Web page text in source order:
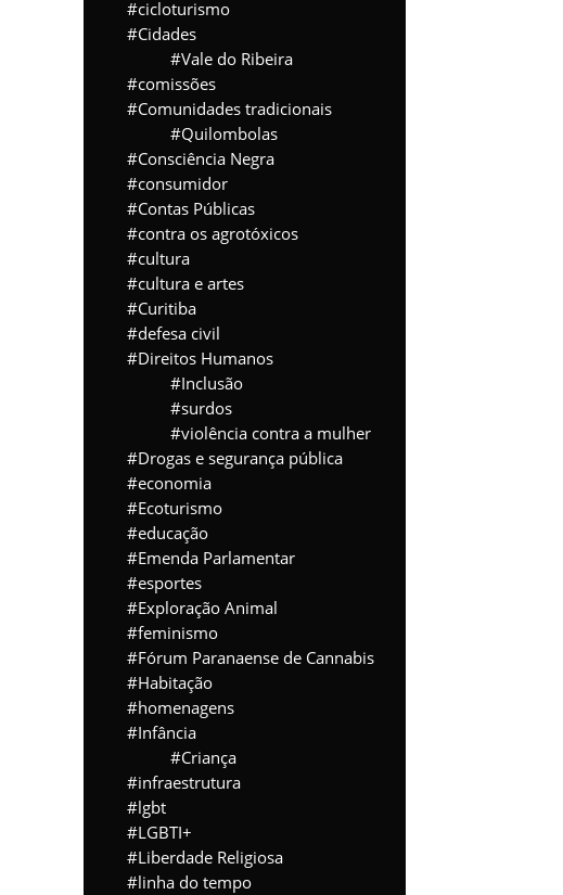
cicloturismo
Cidades
Vale do Ribeira
comissões
Comunidades tradicionais
Quilombolas
Consciência Negra
consumidor
Contas Públicas
contra os agrotóxicos
cultura
cultura e artes
Curitiba
defesa civil
Direitos Humanos
Inclusão
surdos
violência contra a mulher
Drogas e segurança pública
economia
Ecoturismo
educação
Emenda Parlamentar
esportes
Exploração Animal
feminismo
Fórum Paranaense de Cannabis
Habitação
homenagens
Infância
Criança
infraestrutura
lgbt
LGBTI+
Liberdade Religiosa
linha do tempo